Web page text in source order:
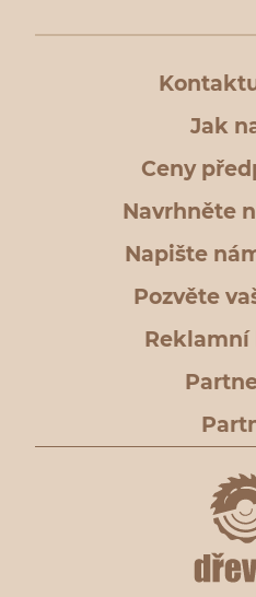
Jak
Ceny
Navrhněte
Napište
Pozvěte
Reklamní